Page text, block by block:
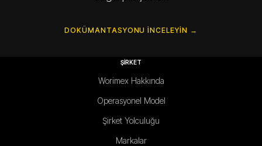
DOKÜMANTASYONU INCELEYIN →
ŞİRKET
Worimex Hakkında
Operasyonel Model
Şirket Yolculuğu
Markalar